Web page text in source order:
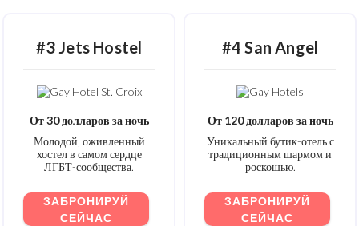
#3 Jets Hostel
От 30 долларов за ночь
Молодой, оживленный
хостел в самом сердце
ЛГБТ-сообщества.
ЗАБРОНИРУЙ
СЕЙЧАС
#4 San Angel
От 120 долларов за ночь
Уникальный бутик-отель с
традиционным шармом и
роскошью.
ЗАБРОНИРУЙ
СЕЙЧАС